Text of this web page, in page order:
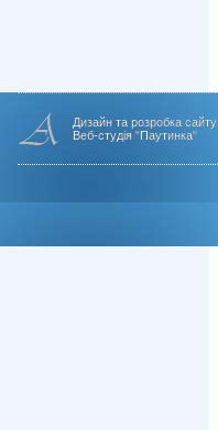
Дизайн та розробка сайту
Веб-студія "Паутинка"